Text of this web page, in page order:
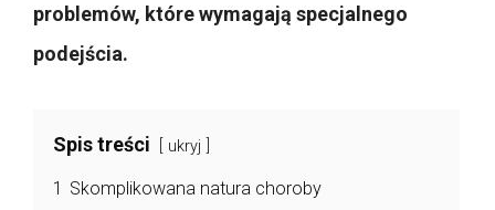
problemów, które wymagają specjalnego
podejścia.
Spis treści ukryj
1 Skomplikowana natura choroby